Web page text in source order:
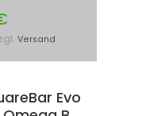
Versand
Evo